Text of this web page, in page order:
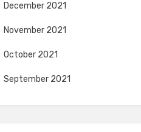
December 2021
November 2021
October 2021
September 2021